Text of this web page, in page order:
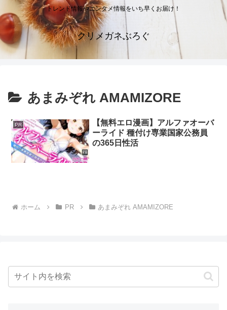
トレンド情報やエンタメ情報をいち早くお届け！
クリメガネぶろぐ
あまみぞれ AMAMIZORE
PR
【無料エロ漫画】アルファオーバ
ーライド 種付け専業国家公務員
の365日性活
ホーム PR あまみぞれ AMAMIZORE